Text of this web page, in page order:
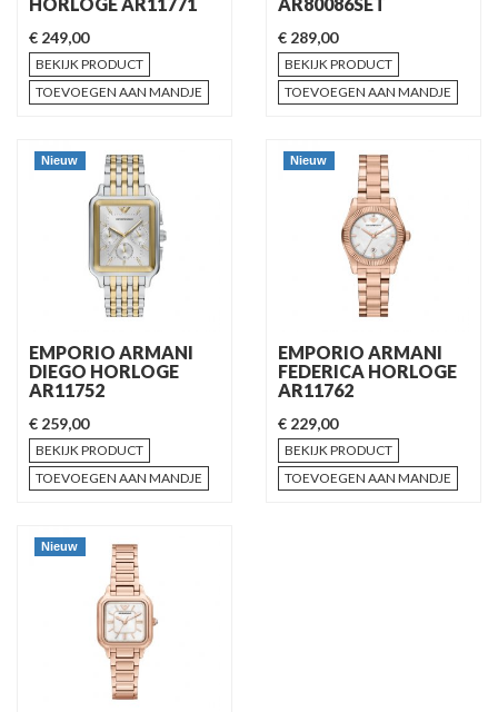
€ 249,00
BEKIJK PRODUCT
TOEVOEGEN AAN MANDJE
€ 289,00
BEKIJK PRODUCT
TOEVOEGEN AAN MANDJE
Nieuw
EMPORIO ARMANI
DIEGO HORLOGE
AR11752
€ 259,00
BEKIJK PRODUCT
TOEVOEGEN AAN MANDJE
Nieuw
EMPORIO ARMANI
FEDERICA HORLOGE
AR11762
€ 229,00
BEKIJK PRODUCT
TOEVOEGEN AAN MANDJE
Nieuw